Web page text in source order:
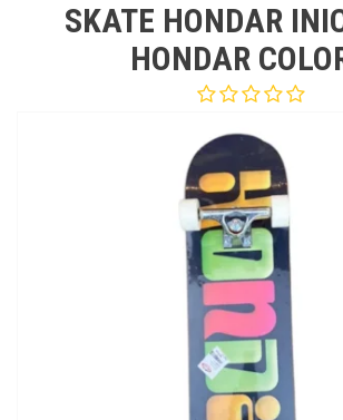
SKATE HONDAR
HONDAR